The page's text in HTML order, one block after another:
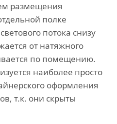
размещения
полке
потока снизу
от натяжного
по помещению.
наиболее просто
оформления
т.к. они скрыты